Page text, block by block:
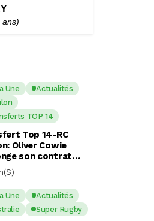
ans)
Une
Actualités
TOP 14
Top 14-RC
Oliver Cowie
son contrat
RCT jusqu’en 2029
Une
Actualités
Super Rugby